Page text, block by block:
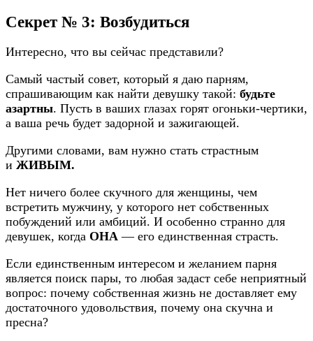
Секрет № 3: Возбудиться
Интересно, что вы сейчас представили?
Самый частый совет, который я даю парням,
спрашивающим как найти девушку такой: будьте
азартны. Пусть в ваших глазах горят огоньки-чертики,
а ваша речь будет задорной и зажигающей.
Другими словами, вам нужно стать страстным
и ЖИВЫМ.
Нет ничего более скучного для женщины, чем
встретить мужчину, у которого нет собственных
побуждений или амбиций. И особенно странно для
девушек, когда ОНА — его единственная страсть.
Если единственным интересом и желанием парня
является поиск пары, то любая задаст себе неприятный
вопрос: почему собственная жизнь не доставляет ему
достаточного удовольствия, почему она скучна и
пресна?